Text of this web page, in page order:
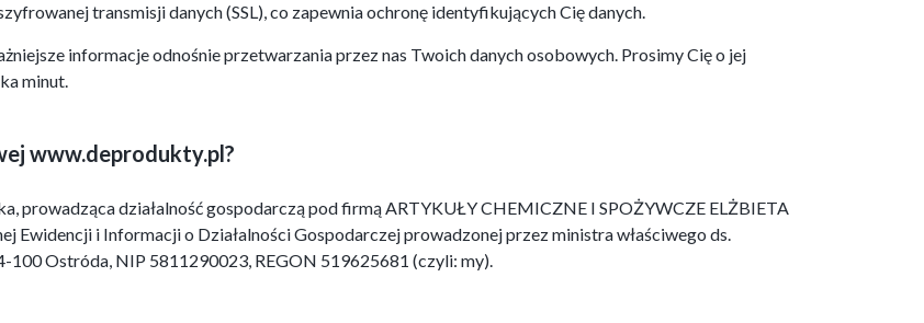
transmisji danych (SSL), co zapewnia ochronę identyfikujących Cię danych.
informacje odnośnie przetwarzania przez nas Twoich danych osobowych. Prosimy Cię o jej
minut.
www.deprodukty.pl?
prowadząca działalność gospodarczą pod firmą ARTYKUŁY CHEMICZNE I SPOŻYWCZE ELŻBIETA
Ewidencji i Informacji o Działalności Gospodarczej prowadzonej przez ministra właściwego ds.
100 Ostróda, NIP 5811290023, REGON 519625681 (czyli: my).